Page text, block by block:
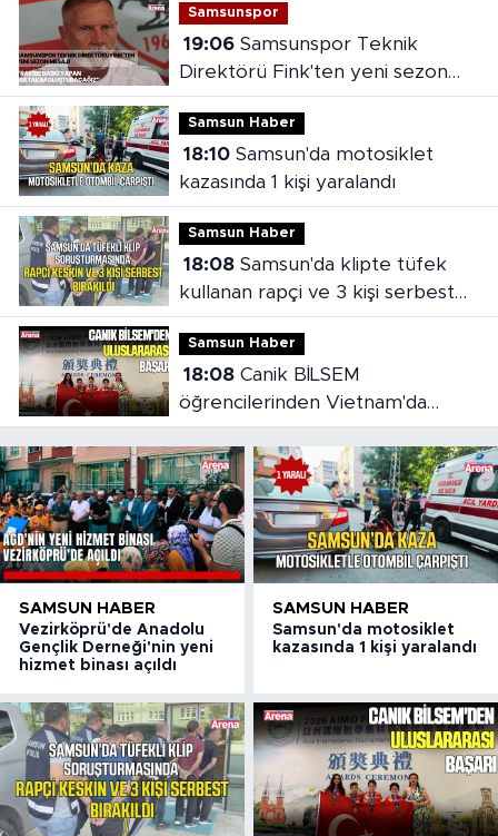
Samsunspor
19:06Samsunspor Teknik
Direktörü Fink'ten yeni sezon
mesajı
Samsun Haber
18:10Samsun'da motosiklet
kazasında 1 kişi yaralandı
Samsun Haber
18:08Samsun'da klipte tüfek
kullanan rapçi ve 3 kişi serbest
bırakıldı
Samsun Haber
18:08Canik BİLSEM
öğrencilerinden Vietnam'da
madalya başarısı
SAMSUN HABER
Vezirköprü'de Anadolu
Gençlik Derneği'nin yeni
hizmet binası açıldı
SAMSUN HABER
Samsun'da motosiklet
kazasında 1 kişi yaralandı